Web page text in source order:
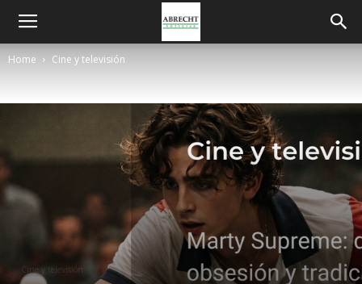
Home Cine y televisión
Cine y televisión